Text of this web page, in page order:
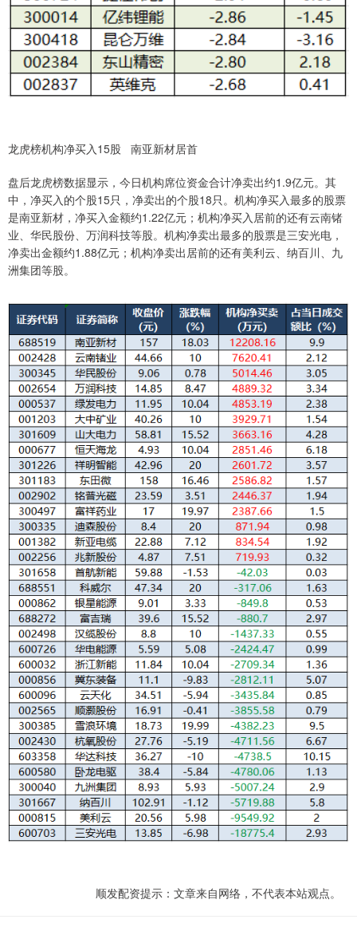
龙虎榜机构净买入15股 南亚新材居首
盘后龙虎榜数据显示，今日机构席位资金合计净卖出约1.9亿元。其
中，净买入的个股15只，净卖出的个股18只。机构净买入最多的股票
是南亚新材，净买入金额约1.22亿元；机构净买入居前的还有云南锗
业、华民股份、万润科技等股。机构净卖出最多的股票是三安光电，
净卖出金额约1.88亿元；机构净卖出居前的还有美利云、纳百川、九
洲集团等股。
顺发配资提示：文章来自网络，不代表本站观点。